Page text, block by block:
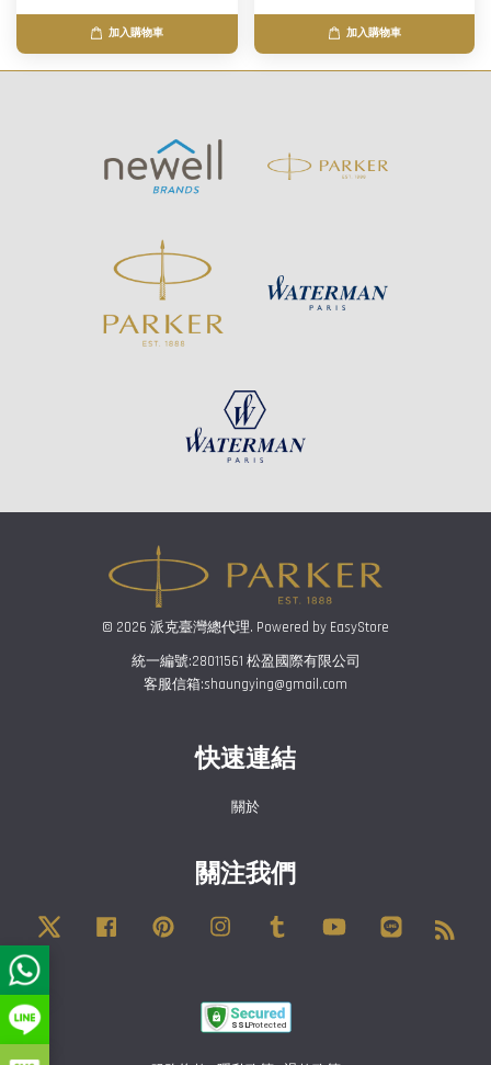
加入購物車 加入購物車
© 2026 派克臺灣總代理. Powered by EasyStore
統一編號:28011561 松盈國際有限公司
客服信箱:shaungying@gmail.com
快速連結
關於
關注我們
Twitter Facebook Pinterest Instagram Tumblr YouTube